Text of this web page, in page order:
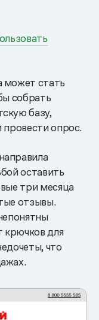
может стать
собрать
базу,
провести опрос.
оставить
три месяца
отзывы.
крючков для
что